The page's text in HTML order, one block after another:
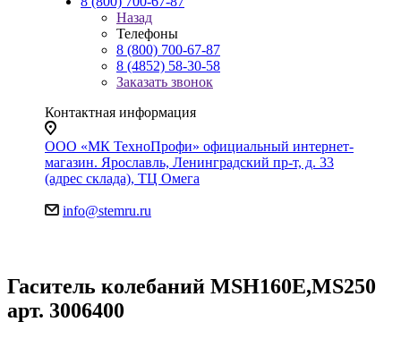
Назад
Телефоны
8 (800) 700-67-87
8 (4852) 58-30-58
Заказать звонок
Контактная информация
ООО «МК ТехноПрофи» официальный интернет-
магазин. Ярославль, Ленинградский пр-т, д. 33
(адрес склада), ТЦ Омега
info@stemru.ru
Гаситель колебаний MSH160E,MS250
арт. 3006400